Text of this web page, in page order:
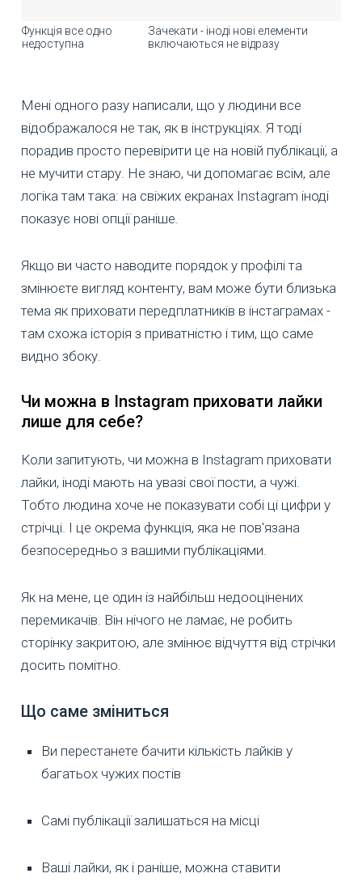
Функція все одно
недоступна
Зачекати - іноді нові елементи
включаються не відразу
Мені одного разу написали, що у людини все
відображалося не так, як в інструкціях. Я тоді
порадив просто перевірити це на новій публікації, а
не мучити стару. Не знаю, чи допомагає всім, але
логіка там така: на свіжих екранах Instagram іноді
показує нові опції раніше.
Якщо ви часто наводите порядок у профілі та
змінюєте вигляд контенту, вам може бути близька
тема як приховати передплатників в інстаграмах -
там схожа історія з приватністю і тим, що саме
видно збоку.
Чи можна в Instagram приховати лайки
лише для себе?
Коли запитують, чи можна в Instagram приховати
лайки, іноді мають на увазі свої пости, а чужі.
Тобто людина хоче не показувати собі ці цифри у
стрічці. І це окрема функція, яка не пов'язана
безпосередньо з вашими публікаціями.
Як на мене, це один із найбільш недооцінених
перемикачів. Він нічого не ламає, не робить
сторінку закритою, але змінює відчуття від стрічки
досить помітно.
Що саме зміниться
Ви перестанете бачити кількість лайків у
багатьох чужих постів
Самі публікації залишаться на місці
Ваші лайки, як і раніше, можна ставити